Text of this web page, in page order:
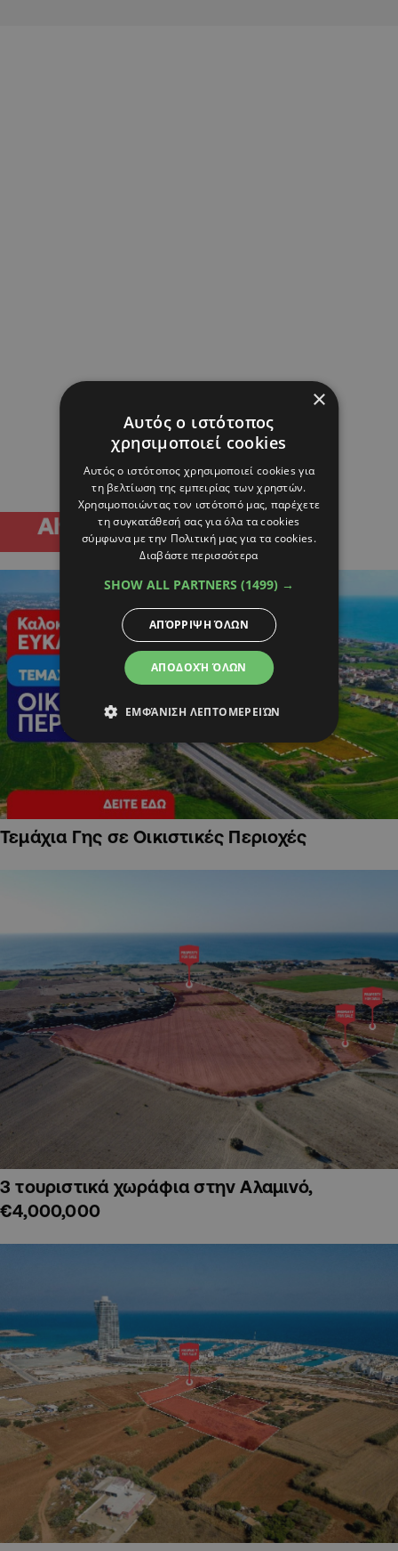
Τεμάχια Γης σε Οικιστικές Περιοχές
3 τουριστικά χωράφια στην Αλαμινό,
€4,000,000
×
Αυτός ο ιστότοπος
χρησιμοποιεί cookies
Αυτός ο ιστότοπος χρησιμοποιεί cookies για
τη βελτίωση της εμπειρίας των χρηστών.
Χρησιμοποιώντας τον ιστότοπό μας, παρέχετε
τη συγκατάθεσή σας για όλα τα cookies
σύμφωνα με την Πολιτική μας για τα cookies.
Διαβάστε περισσότερα
SHOW ALL PARTNERS (1499) →
ΑΠΟΔΟΧΉ ΌΛΩΝ
ΑΠΌΡΡΙΨΗ ΌΛΩΝ
ΕΜΦΆΝΙΣΗ ΛΕΠΤΟΜΕΡΕΙΏΝ